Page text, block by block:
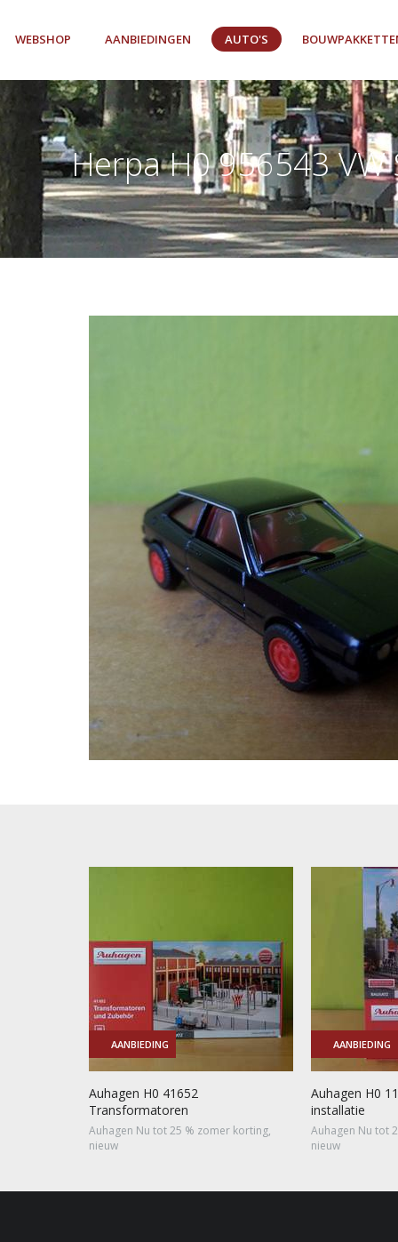
WEBSHOP AANBIEDINGEN AUTO'S
Herpa H0 956543 VW
AANBIEDING
Auhagen H0 41652
Transformatoren
Auhagen Nu tot 25 % zomer korting,
nieuw
AANBIEDING
Auhagen H0
installatie
Auhagen Nu tot
nieuw